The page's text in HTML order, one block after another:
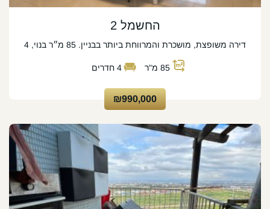
החשמל 2
דירה משופצת, מושכרת והמרווחת ביותר בבניין. 85 מ״ר בנוי, 4
85 מ"ר 4 חדרים
₪990,000